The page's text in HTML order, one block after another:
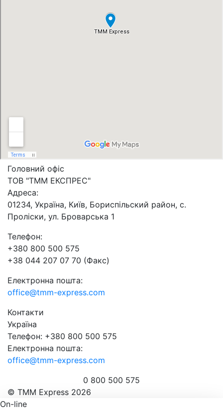
Головний офіс
ТОВ "ТММ ЕКСПРЕС"
Адреса:
01234, Україна, Київ, Бориспільский район, с.
Проліски, ул. Броварська 1
Телефон:
+380 800 500 575
+38 044 207 07 70 (Факс)
Електронна пошта:
office@tmm-express.com
Контакти
Україна
Телефон: +380 800 500 575
Електронна пошта:
office@tmm-express.com
0 800 500 575
© ТММ Express 2026
On-line